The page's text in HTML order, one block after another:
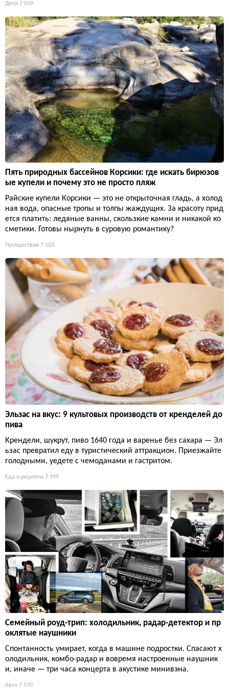
Дети 7 059
Пять природных бассейнов Корсики: где искать бирюзов
ые купели и почему это не просто пляж
Райские купели Корсики — это не открыточная гладь, а холод
ная вода, опасные тропы и толпы жаждущих. За красоту прид
ется платить: ледяные ванны, скользкие камни и никакой ко
сметики. Готовы нырнуть в суровую романтику?
Путешествия 7 503
Эльзас на вкус: 9 культовых производств от кренделей до
пива
Крендели, шукрут, пиво 1640 года и варенье без сахара — Эл
ьзас превратил еду в туристический аттракцион. Приезжайте
голодными, уедете с чемоданами и гастритом.
Еда и рецепты 7 999
Семейный роуд-трип: холодильник, радар-детектор и пр
оклятые наушники
Спонтанность умирает, когда в машине подростки. Спасают х
олодильник, комбо-радар и вовремя настроенные наушник
и, иначе — три часа концерта в акустике минивэна.
Авто 7 970